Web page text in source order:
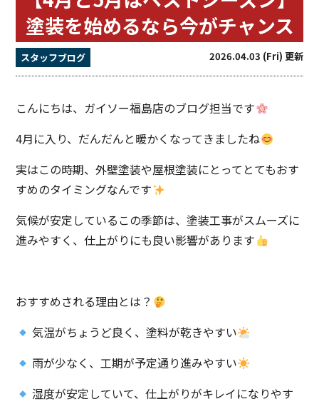
塗装を始めるなら今がチャンス
スタッフブログ 2026.04.03 (Fri) 更新
こんにちは、ガイソー福島店のブログ担当です
4月に入り、だんだんと暖かくなってきましたね
実はこの時期、外壁塗装や屋根塗装にとってとてもおす
すめのタイミングなんです
気候が安定しているこの季節は、塗装工事がスムーズに
進みやすく、仕上がりにも良い影響があります
おすすめされる理由とは？
気温がちょうど良く、塗料が乾きやすい
雨が少なく、工期が予定通り進みやすい
湿度が安定していて、仕上がりがキレイになりやす